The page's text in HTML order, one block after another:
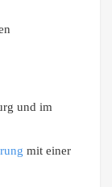
und im
mit einer